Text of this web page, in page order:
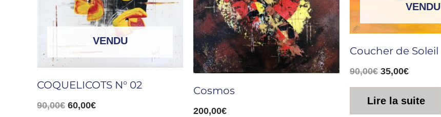
VENDU
COQUELICOTS N° 02
90,00€ 60,00€
Cosmos
200,00€
VENDU
Coucher de Soleil
90,00€ 35,00€
Lire la suite